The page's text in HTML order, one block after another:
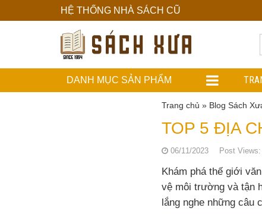
HỆ THỐNG NHÀ SÁCH CŨ
Nhà
Sách
Cũ
DANH MỤC SẢN PHẨM
Trang chủ » Blog Sách
TOP 5 ĐỊA
06/11/2023 Post Views:
Khám phá thế giới
vệ môi trường và tận
lắng nghe những câu